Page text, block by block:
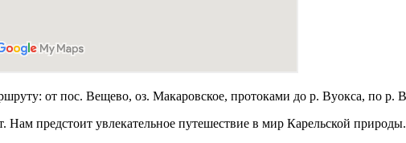
от пос. Вещево, оз. Макаровское, протоками до р. Вуокса, по
предстоит увлекательное путешествие в мир Карельской